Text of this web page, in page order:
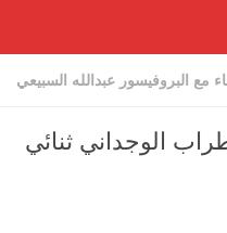
مع البروفيسور عبدالله السبيعي
الوجداني ثنائي